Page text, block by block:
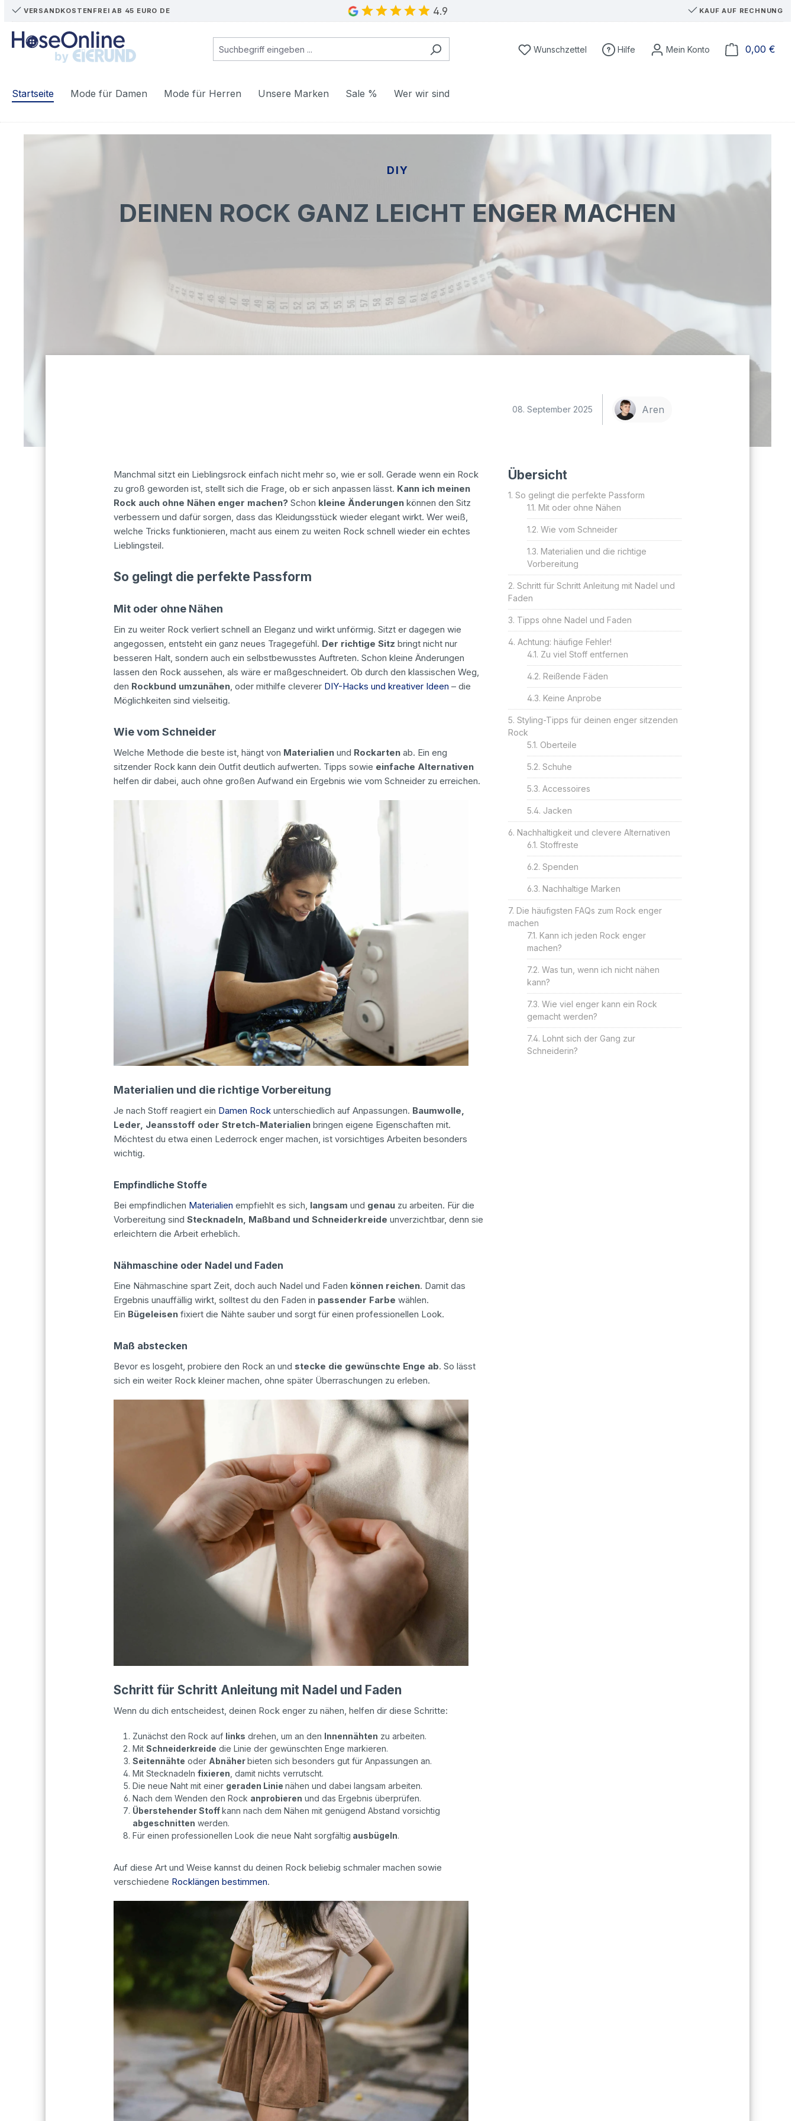
Hauptinhalt springen
Zur Suche springen
Zur Hauptnavigation springen
VERSANDKOSTENFREI AB 45 EURO DE 4.9 KAUF AUF RECHNUNG
Du hast 0 Produkte auf dem Merkzettel
Wunschzettel Hilfe 0,00 €
Startseite Mode für Damen Mode für Herren Unsere Marken Sale % Wer wir sind
DIY
DEINEN ROCK GANZ LEICHT ENGER MACHEN
08. September 2025 Aren
Übersicht
So gelingt die perfekte Passform
Mit oder ohne Nähen
Wie vom Schneider
Materialien und die richtige
Vorbereitung
Schritt für Schritt Anleitung mit Nadel und
Faden
Tipps ohne Nadel und Faden
Achtung: häufige Fehler!
Zu viel Stoff entfernen
Reißende Fäden
Keine Anprobe
Styling-Tipps für deinen enger sitzenden
Rock
Oberteile
Schuhe
Accessoires
Jacken
Nachhaltigkeit und clevere Alternativen
Stoffreste
Spenden
Nachhaltige Marken
Die häufigsten FAQs zum Rock enger
machen
Kann ich jeden Rock enger
machen?
Was tun, wenn ich nicht nähen
kann?
Wie viel enger kann ein Rock
gemacht werden?
Lohnt sich der Gang zur
Schneiderin?
Manchmal sitzt ein Lieblingsrock einfach nicht mehr so, wie er soll. Gerade wenn ein Rock
zu groß geworden ist, stellt sich die Frage, ob er sich anpassen lässt. Kann ich meinen
Rock auch ohne Nähen enger machen? Schon kleine Änderungen können den Sitz
verbessern und dafür sorgen, dass das Kleidungsstück wieder elegant wirkt. Wer weiß,
welche Tricks funktionieren, macht aus einem zu weiten Rock schnell wieder ein echtes
Lieblingsteil.
So gelingt die perfekte Passform
Mit oder ohne Nähen
Ein zu weiter Rock verliert schnell an Eleganz und wirkt unförmig. Sitzt er dagegen wie
angegossen, entsteht ein ganz neues Tragegefühl. Der richtige Sitz bringt nicht nur
besseren Halt, sondern auch ein selbstbewusstes Auftreten. Schon kleine Änderungen
lassen den Rock aussehen, als wäre er maßgeschneidert. Ob durch den klassischen Weg,
den Rockbund umzunähen , oder mithilfe cleverer DIY-Hacks und kreativer Ideen – die
Möglichkeiten sind vielseitig.
Wie vom Schneider
Welche Methode die beste ist, hängt von Materialien und Rockarten ab. Ein eng
sitzender Rock kann dein Outfit deutlich aufwerten. Tipps sowie einfache Alternativen
helfen dir dabei, auch ohne großen Aufwand ein Ergebnis wie vom Schneider zu erreichen.
Materialien und die richtige Vorbereitung
Je nach Stoff reagiert ein Damen Rock unterschiedlich auf Anpassungen. Baumwolle,
Leder, Jeansstoff oder Stretch-Materialien bringen eigene Eigenschaften mit.
Möchtest du etwa einen Lederrock enger machen, ist vorsichtiges Arbeiten besonders
wichtig.
Empfindliche Stoffe
Bei empfindlichen Materialien empfiehlt es sich, langsam und genau zu arbeiten. Für die
Vorbereitung sindStecknadeln, Maßband und Schneiderkreide unverzichtbar, denn sie
erleichtern die Arbeit erheblich.
Nähmaschine oder Nadel und Faden
Eine Nähmaschine spart Zeit, doch auch Nadel und Faden können reichen. Damit das
Ergebnis unauffällig wirkt, solltest du den Faden in passender Farbe wählen.
Ein Bügeleisenfixiert die Nähte sauber und sorgt für einen professionellen Look.
Maß abstecken
Bevor es losgeht, probiere den Rock an und stecke die gewünschte Enge ab. So lässt
sich ein weiter Rock kleiner machen, ohne später Überraschungen zu erleben.
Schritt für Schritt Anleitung mit Nadel und Faden
Wenn du dich entscheidest, deinen Rock enger zu nähen, helfen dir diese Schritte:
Zunächst den Rock auf links drehen, um an den Innennähten zu arbeiten.
MitSchneiderkreide die Linie der gewünschten Enge markieren.
Seitennähte oder Abnäherbieten sich besonders gut für Anpassungen an.
Mit Stecknadelnfixieren , damit nichts verrutscht.
Die neue Naht mit einer geraden Linienähen und dabei langsam arbeiten.
Nach dem Wenden den Rock anprobieren und das Ergebnis überprüfen.
Überstehender Stoffkann nach dem Nähen mit genügend Abstand vorsichtig
abgeschnitten werden.
Für einen professionellen Look die neue Naht sorgfältig ausbügeln.
Auf diese Art und Weise kannst du deinen Rock beliebig schmaler machen sowie
verschiedene Rocklängen bestimmen.